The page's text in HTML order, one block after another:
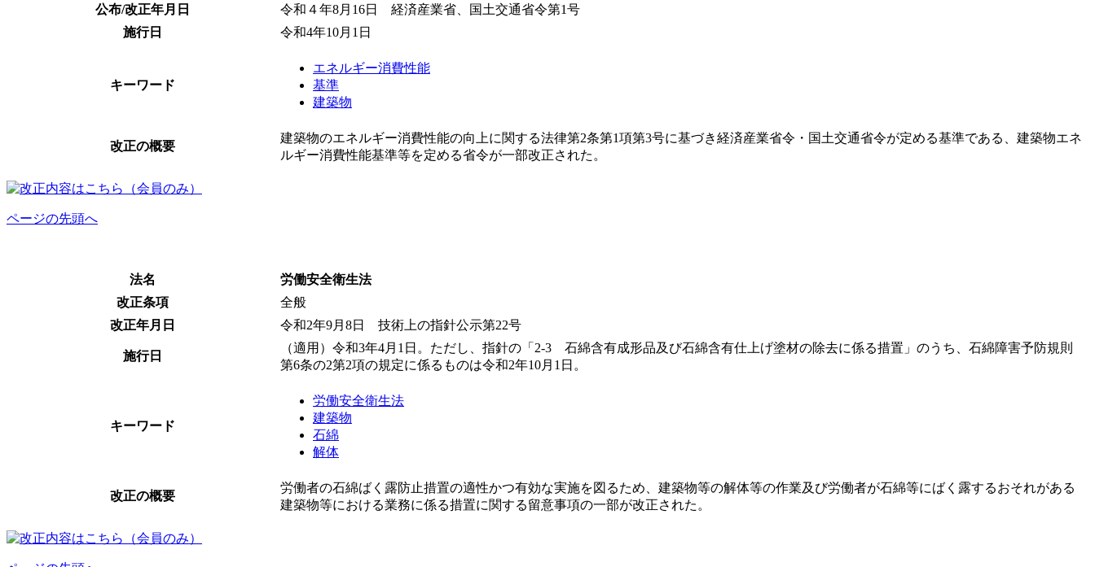
公布/改正年月日
令和４年8月16日 経済産業省、国土交通省令第1号
施行日
令和4年10月1日
キーワード
エネルギー消費性能
基準
建築物
改正の概要
建築物のエネルギー消費性能の向上に関する法律第2条第1項第3号に基づき経済産業省令・国土交通省令が定める基準である、建築物エネ
ルギー消費性能基準等を定める省令が一部改正された。
ページの先頭へ
法名
労働安全衛生法
改正条項
全般
改正年月日
令和2年9月8日 技術上の指針公示第22号
施行日
（適用）令和3年4月1日。ただし、指針の「2-3 石綿含有成形品及び石綿含有仕上げ塗材の除去に係る措置」のうち、石綿障害予防規則
第6条の2第2項の規定に係るものは令和2年10月1日。
キーワード
労働安全衛生法
建築物
石綿
解体
改正の概要
労働者の石綿ばく露防止措置の適性かつ有効な実施を図るため、建築物等の解体等の作業及び労働者が石綿等にばく露するおそれがある
建築物等における業務に係る措置に関する留意事項の一部が改正された。